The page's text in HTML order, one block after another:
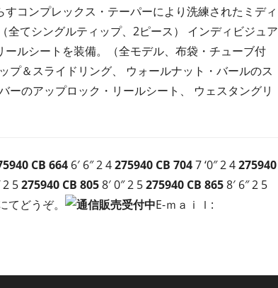
コンプレックス・テーパーにより洗練されたミディ
てシングルティップ、2ピース） インディビジュア
ルシートを装備。（全モデル、布袋・チューブ付
プ＆スライドリング、 ウォールナット・バールのス
ーのアップロック・リールシート、 ウェスタングリ
CB 664 6′ 6″ 2 4275940 CB 7047 ‘0″ 2 4275940
2 5275940 CB 8058′ 0″ 2 5275940 CB 8658′ 6″ 2 5
てどうぞ。
E-ｍａｉｌ: